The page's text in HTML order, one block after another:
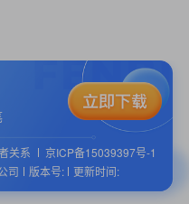
关系
京ICP备15039397号-1
司
版本号: 更新时间: